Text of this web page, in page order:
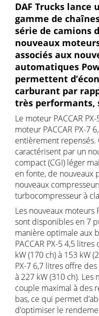
DAF Trucks
gamme de
série de camions
nouveaux moteurs
associés aux
automatiques
permettent
carburant par
très performants,
Le moteur PACCAR
moteur PACCAR PX-7
entièrement repensés.
caractérisent par un
compact (CGI) léger
en fonte, de nouveaux
nouveaux
turbocompresseur à
Les nouveaux moteurs
sont disponibles en 7
manière optimale aux
PACCAR PX-5 4,5
kW (170 ch) à 153 kW
PX-7 6,7 litres offre
à 227 kW (310 ch).
couple maximal à des
bas, ce qui permet
d’optimiser le